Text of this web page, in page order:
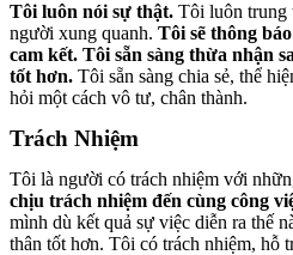
Tôi luôn nói sự thật. Tôi luôn trung
người xung quanh. Tôi sẽ thông
cam kết. Tôi sẵn sàng thừa nhận
tốt hơn. Tôi sẵn sàng chia sẻ, thể
hỏi một cách vô tư, chân thành.
Trách Nhiệm
Tôi là người có trách nhiệm với
chịu trách nhiệm đến cùng công
mình dù kết quả sự việc diễn ra thế
thân tốt hơn. Tôi có trách nhiệm, hỗ